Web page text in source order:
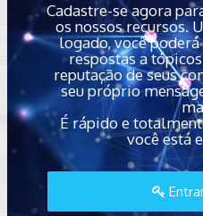
Cadastre-se agora
os nossos recursos.
logado, você
respostas a
reputação de seus
seu próprio
É rápido e
você está